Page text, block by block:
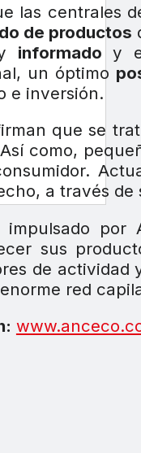
las centrales
de productos
informado y
un óptimo
e inversión.
que se
como,
a través de
impulsado por
sus
de
red